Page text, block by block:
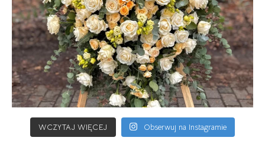
WCZYTAJ WIĘCEJ Obserwuj na Instagramie